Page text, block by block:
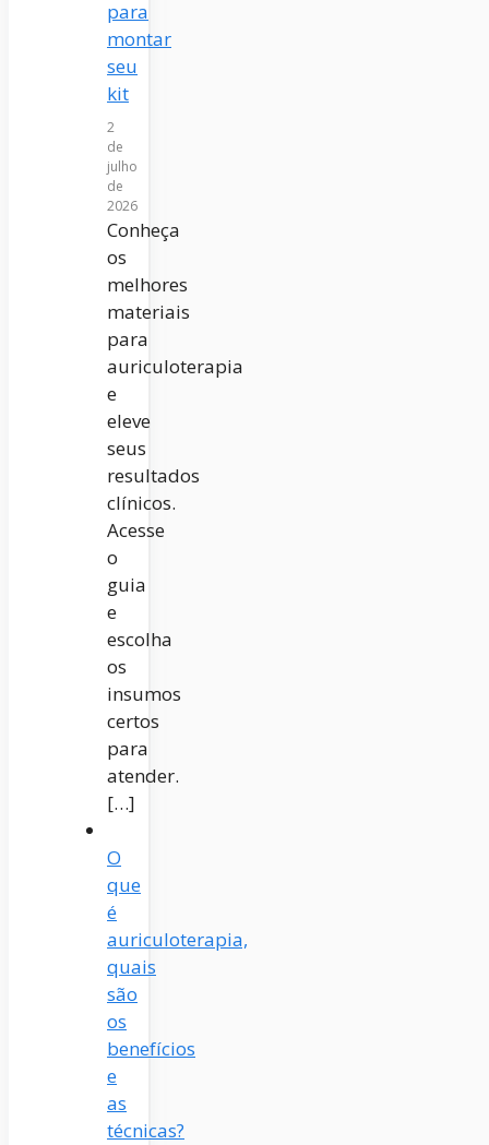
para
montar
seu
kit
2
de
julho
de
2026
Conheça
os
melhores
materiais
para
auriculoterapia
e
eleve
seus
resultados
clínicos.
Acesse
o
guia
e
escolha
os
insumos
certos
para
atender.
[…]
O
que
é
auriculoterapia,
quais
são
os
benefícios
e
as
técnicas?